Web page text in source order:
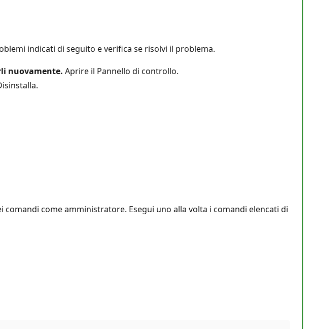
indicati di seguito e verifica se risolvi il problema.
nuovamente. Aprire il Pannello di controllo.
comandi come amministratore. Esegui uno alla volta i comandi elencati di